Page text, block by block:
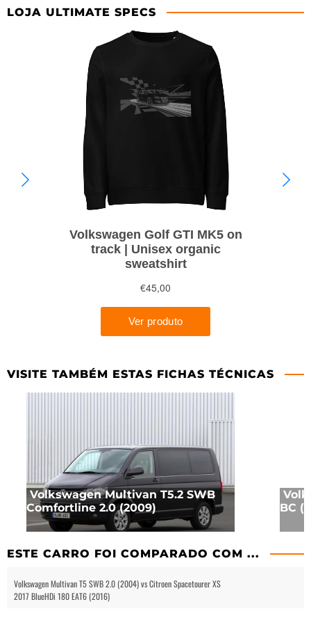
LOJA ULTIMATE SPECS
VISITE TAMBÉM ESTAS FICHAS TÉCNICAS
Volkswagen Multivan T5.2 SWB
Comfortline 2.0 (2009)
BC
ESTE CARRO FOI COMPARADO COM ...
Volkswagen Multivan T5 SWB 2.0 (2004) vs Citroen Spacetourer XS
2017 BlueHDi 180 EAT6 (2016)